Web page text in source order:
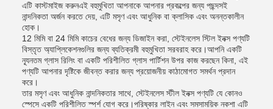
এটি কাস্টমাইজ করুনএই বহুমুখিতা আপনাকে আপনার প্রকল্পের জন্য পছন্দসই
নান্দনিকতা অর্জন করতে দেয়, এটি মসৃণ এবং আধুনিক বা ক্লাসিক এবং অনন্তকালীন
হোক।
12 মিমি বা 24 মিমি কাচের বেধের জন্য ডিজাইন করা, স্টেইনলেস স্টিল ইনক্স পণ্যটি
বিস্তৃত অ্যাপ্লিকেশনগুলির জন্য ব্যতিক্রমী বহুমুখিতা সরবরাহ করে।আপনি একটি
ন্যূনতম গ্লাস রিলিং বা একটি পরিশীলিত গ্লাস পার্টিশন উপর কাজ করছেন কিনা, এই
পণ্যটি আপনার দৃষ্টিকে জীবন্ত করার জন্য প্রয়োজনীয় কাঠামোগত সমর্থন প্রদান
করে।
তার মসৃণ এবং আধুনিক নান্দনিকতার সাথে, স্টেইনলেস স্টীল ইনক্স পণ্যটি যে কোনও
স্পেসে একটি পরিশীলিত স্পর্শ যোগ করে।পরিষ্কার লাইন এবং সমসাময়িক নকশা এটি